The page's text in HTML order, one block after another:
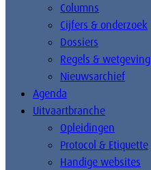
Columns
Cijfers & onderzoek
Dossiers
Regels & wetgeving
Nieuwsarchief
Agenda
Uitvaartbranche
Opleidingen
Protocol & Etiquette
Handige websites